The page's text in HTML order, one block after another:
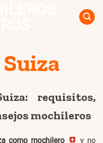
requisitos,
mochileros
como mochilero
y no